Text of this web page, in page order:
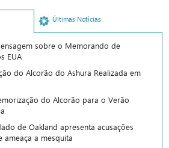
Últimas Notícias
sobre o Memorando de
EUA
do Alcorão do Ashura Realizada em
do Alcorão para o Verão
de Oakland apresenta acusações
ameaça a mesquita